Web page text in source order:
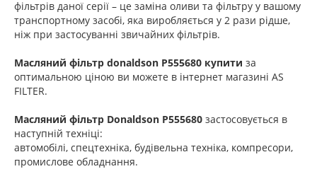
фільтрів даної серії – це заміна оливи та фільтру у вашому
транспортному засобі, яка виробляється у 2 рази рідше,
ніж при застосуванні звичайних фільтрів.
Масляний фільтр donaldson P555680 купити за
оптимальною ціною ви можете в інтернет магазині AS
FILTER.
Масляний фільтр Donaldson P555680 застосовується в
наступній техніці:
автомобілі, спецтехніка, будівельна техніка, компресори,
промислове обладнання.